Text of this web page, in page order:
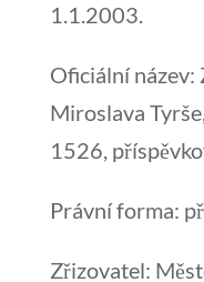
1.1.2003.
Oficiální název:
Miroslava
1526,
Právní forma:
Zřizovatel: